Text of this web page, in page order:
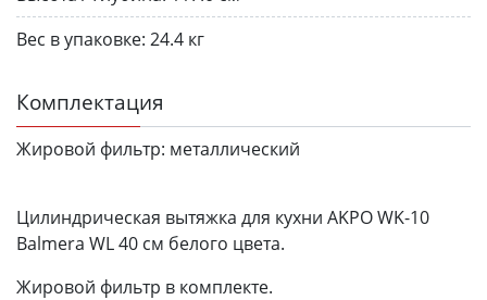
Вес в упаковке: 24.4 кг
Комплектация
Жировой фильтр: металлический
Цилиндрическая вытяжка для кухни AKPO WK-10
Balmera WL 40 см белого цвета.
Жировой фильтр в комплекте.